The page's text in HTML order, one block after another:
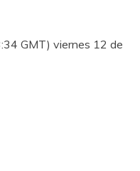
GMT) viernes 12 de